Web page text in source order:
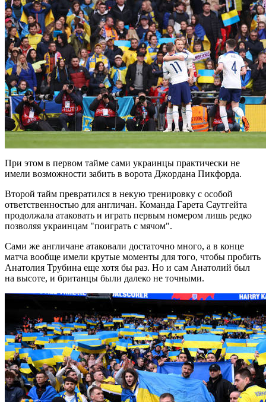
При этом в первом тайме сами украинцы практически не
имели возможности забить в ворота Джордана Пикфорда.
Второй тайм превратился в некую тренировку с особой
ответственностью для англичан. Команда Гарета Саутгейта
продолжала атаковать и играть первым номером лишь редко
позволяя украинцам "поиграть с мячом".
Сами же англичане атаковали достаточно много, а в конце
матча вообще имели крутые моменты для того, чтобы пробить
Анатолия Трубина еще хотя бы раз. Но и сам Анатолий был
на высоте, и британцы были далеко не точными.